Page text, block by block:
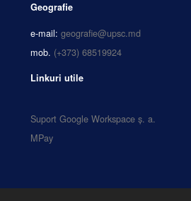
Geografie
e-mail: geografie@upsc.md
mob. (+373) 68519924
Linkuri utile
Suport Google Workspace ș. a.
MPay